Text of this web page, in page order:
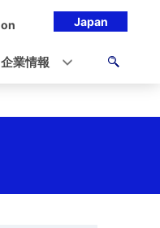
Japan
企業情報